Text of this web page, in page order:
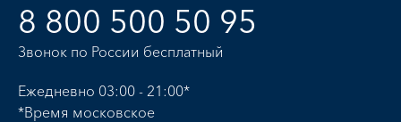
8 800 500 50 95
Звонок по России бесплатный
Ежедневно 03:00 - 21:00*
*Время московское